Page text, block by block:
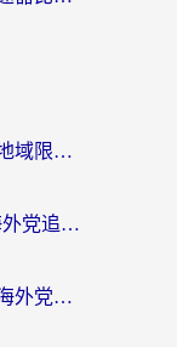
在海外听音乐用什么软件？别让地域限制断了你的华语歌单
芒果TV海外地区限制怎么办？海外党追剧看片的实用加速器选择指南
腾讯缓存的视频在国外能看吗？海外党追剧看片的终极解决方案